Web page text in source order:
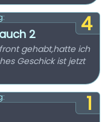
4
2
gehabt,hatte ich
Geschick ist jetzt
1